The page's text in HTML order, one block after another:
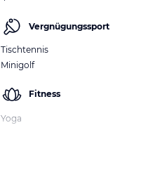
Vergnügungssport
Tischtennis
Minigolf
Fitness
Yoga